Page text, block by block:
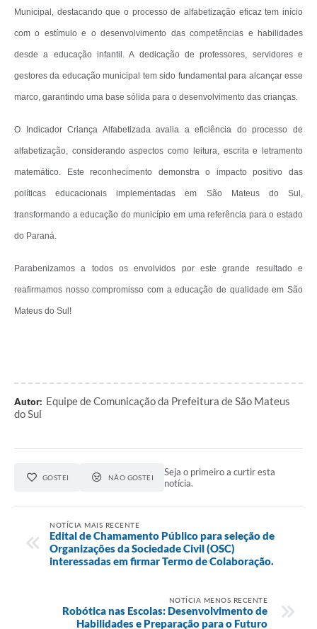
Links
SIC
Notícias
Briefing de Ações, Divulgações e Eventos
Solicitação de Remoção: Instituições Escolares
Telefones Úteis
Municipal, destacando que o processo de alfabetização eficaz tem início
com o estímulo e o desenvolvimento das competências e habilidades
desde a educação infantil. A dedicação de professores, servidores e
gestores da educação municipal tem sido fundamental para alcançar esse
marco, garantindo uma base sólida para o desenvolvimento das crianças.
O Indicador Criança Alfabetizada avalia a eficiência do processo de
alfabetização, considerando aspectos como leitura, escrita e letramento
matemático. Este reconhecimento demonstra o impacto positivo das
políticas educacionais implementadas em São Mateus do Sul,
transformando a educação do município em uma referência para o estado
do Paraná.
Parabenizamos a todos os envolvidos por este grande resultado e
reafirmamos nosso compromisso com a educação de qualidade em São
Mateus do Sul!
Autor: Equipe de Comunicação da Prefeitura de São Mateus
do Sul
GOSTEI NÃO GOSTEI
Seja o primeiro a curtir esta
notícia.
NOTÍCIA MAIS RECENTE
Edital de Chamamento Público para seleção de
Organizações da Sociedade Civil (OSC)
interessadas em firmar Termo de Colaboração.
NOTÍCIA MENOS RECENTE
Robótica nas Escolas: Desenvolvimento de
Habilidades e Preparação para o Futuro